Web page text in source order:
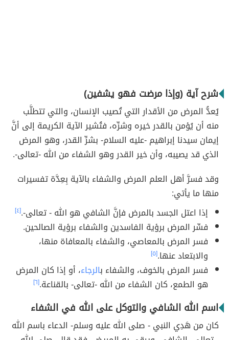
شرح آية (وإذا مرضت فهو يشفين)
يُعدُّ المرض من الأقدار التي تُصيب الإنسان، والتي تتطلَّب
منه أن يُؤمن بالقدر خيره وشرِّه، فتُشير الآية الكريمة إلى أنَّ
إيمان سيدنا إبراهيم -عليه السلام- بشرِّ القدر، وهو المرض
الذي قد يصيبه، وأن خير القدر وهو الشفاء من الله -تعالى-.
وقد فسرَّ أهل العلم المرض والشفاء بالآية بِعِدَّة تفسيرات
منها ما يأتي:
إذا اعتل الجسد بالمرض فإنَّ الشافي هو الله - تعالى-.[٤]
فسِّر المرض برؤية الفاسدين والشفاء برؤية الصالحين.
فسر المرض بالمعاصي، والشفاء بالمعافاة منها،
والابتعاد عنها.[٥]
فسر المرض بالخوف، والشفاء بالرجاء، أو إذا كان المرض
هو الطمع، كان الشفاء من الله -تعالى- بالقناعة.[٦]
اسم الله الشافي والتوكل على الله في الشفاء
كان من هَدِي النبي - صلى الله عليه وسلم- الدعاء باسم الله